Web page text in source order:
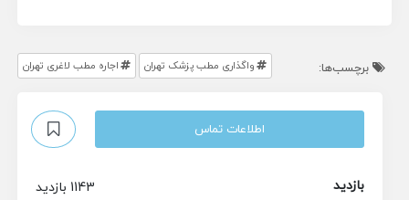
برچسب‌ها: واگذاری مطب پزشک تهران اجاره مطب لاغری تهران
اطلاعات تماس
بازدید
1143 بازدید